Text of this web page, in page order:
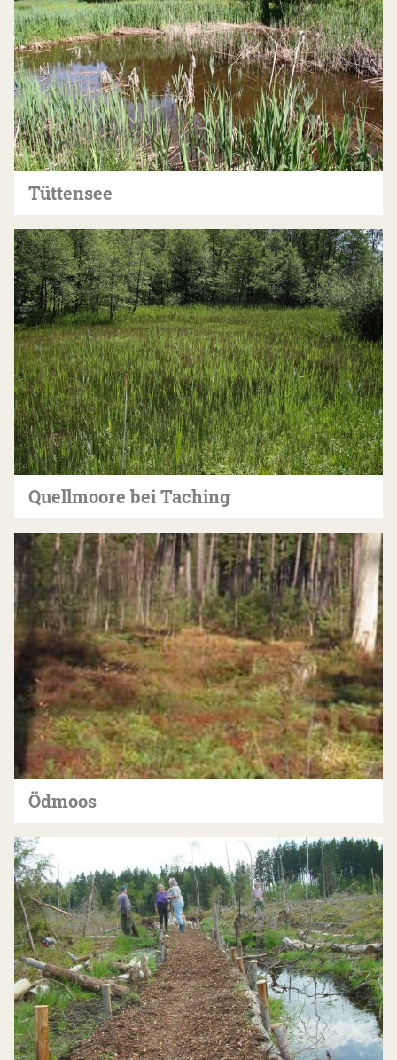
Tüttensee
Quellmoore bei Taching
Ödmoos